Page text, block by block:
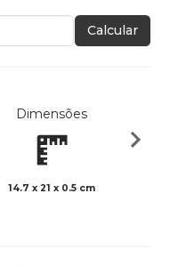
Calcular
Dimensões
14.7 x 21 x 0.5 cm